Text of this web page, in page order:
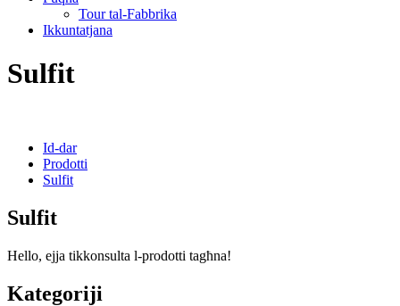
Tour tal-Fabbrika
Ikkuntatjana
Sulfit
Id-dar
Prodotti
Sulfit
Sulfit
Hello, ejja tikkonsulta l-prodotti tagħna!
Kategoriji